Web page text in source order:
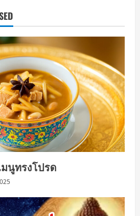
มนูทรงโปรด